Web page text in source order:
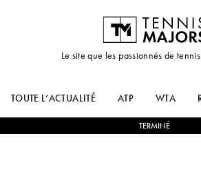
Le site que les passionnés de
TOUTE L’ACTUALITÉ ATP WTA
TERMINÉ